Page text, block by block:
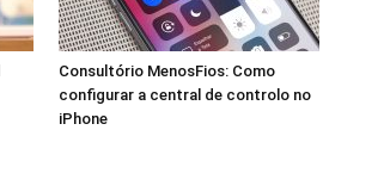
Consultório MenosFios: Como
configurar a central de controlo no
iPhone